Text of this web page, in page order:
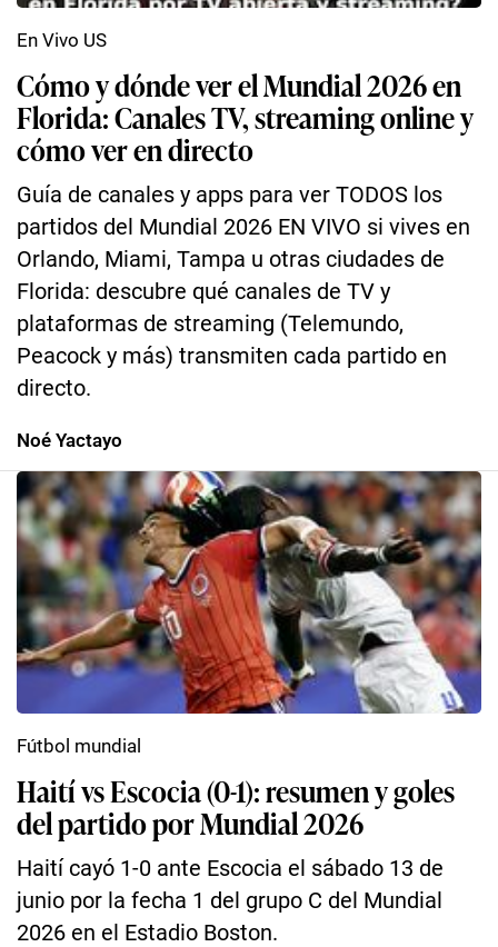
Cómo y dónde ver el Mundial 2026 en
Florida: Canales TV, streaming online y
cómo ver en directo
Guía de canales y apps para ver TODOS los
partidos del Mundial 2026 EN VIVO si vives en
Orlando, Miami, Tampa u otras ciudades de
Florida: descubre qué canales de TV y
plataformas de streaming (Telemundo,
Peacock y más) transmiten cada partido en
directo.
En Vivo US
Noé Yactayo
Haití vs Escocia (0-1): resumen y goles
del partido por Mundial 2026
Haití cayó 1-0 ante Escocia el sábado 13 de
junio por la fecha 1 del grupo C del Mundial
2026 en el Estadio Boston.
Fútbol mundial